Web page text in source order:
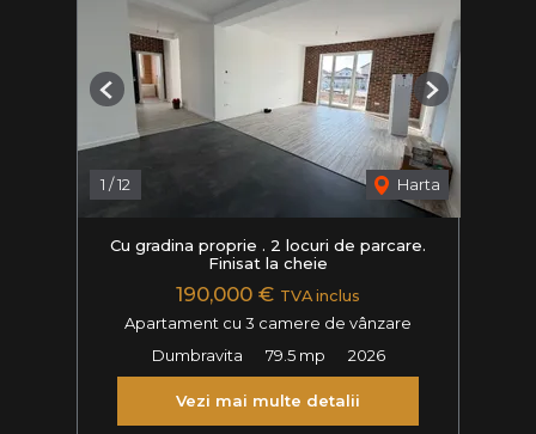
1 /12 Harta
Previous Next
Cu gradina proprie . 2 locuri de parcare.
Finisat la cheie
190,000 € TVA inclus
Apartament cu 3 camere de vânzare
Dumbravita
79.5 mp 2026
Vezi mai multe detalii